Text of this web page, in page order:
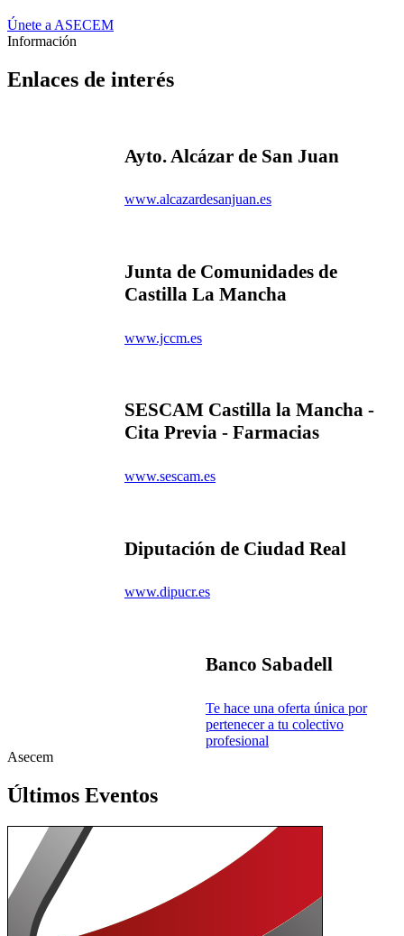
Únete a ASECEM
Información
Enlaces de interés
Ayto. Alcázar de San Juan
www.alcazardesanjuan.es
Junta de Comunidades de
Castilla La Mancha
www.jccm.es
SESCAM Castilla la Mancha -
Cita Previa - Farmacias
www.sescam.es
Diputación de Ciudad Real
www.dipucr.es
Banco Sabadell
Te hace una oferta única por
pertenecer a tu colectivo
profesional
Asecem
Últimos Eventos